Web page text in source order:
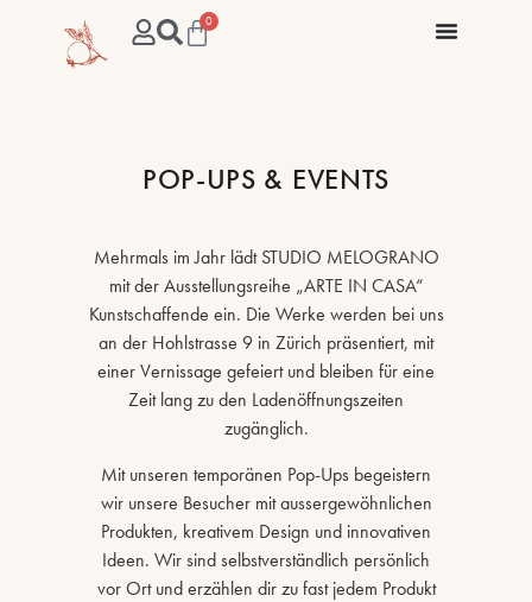
0
POP-UPS & EVENTS
Mehrmals im Jahr lädt STUDIO MELOGRANO
mit der Ausstellungsreihe „ARTE IN CASA“
Kunstschaffende ein. Die Werke werden bei uns
an der Hohlstrasse 9 in Zürich präsentiert, mit
einer Vernissage gefeiert und bleiben für eine
Zeit lang zu den Ladenöffnungszeiten
zugänglich.
Mit unseren temporänen Pop-Ups begeistern
wir unsere Besucher mit aussergewöhnlichen
Produkten, kreativem Design und innovativen
Ideen. Wir sind selbstverständlich persönlich
vor Ort und erzählen dir zu fast jedem Produkt